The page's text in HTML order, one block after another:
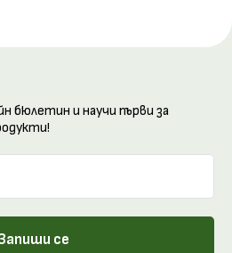
бюлетин и научи първи за
се